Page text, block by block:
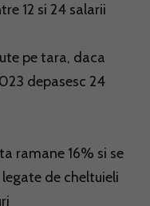
12 si 24 salarii
pe tara, daca
depasesc 24
ramane 16% si se
de cheltuieli